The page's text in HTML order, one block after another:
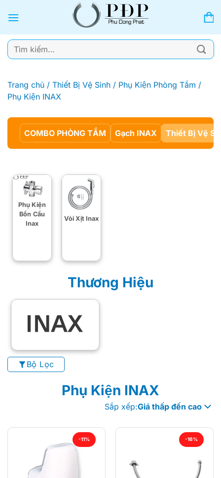
qua
dung
Tìm
kiếm:
Trang chủ / Thiết Bị Vệ Sinh / Phụ Kiện Phòng Tắm /
Phụ Kiện INAX
COMBO PHÒNG TẮM Gạch INAX Thiết Bị Vệ
Phụ Kiện
Bồn Cầu
Inax
Vòi Xịt Inax
Thương Hiệu
Bộ Lọc
Phụ Kiện INAX
Sắp xếp:Giá thấp đến cao
-11% -16%